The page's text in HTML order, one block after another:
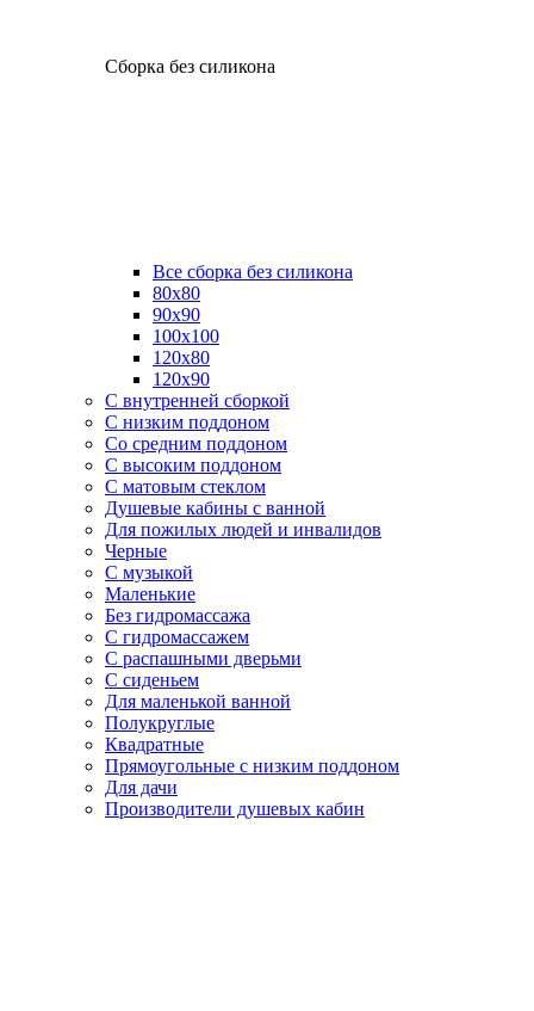
Сборка без силикона
Все сборка без силикона
80х80
90х90
100х100
120х80
120х90
С внутренней сборкой
C низким поддоном
Со средним поддоном
С высоким поддоном
С матовым стеклом
Душевые кабины с ванной
Для пожилых людей и инвалидов
Черные
С музыкой
Маленькие
Без гидромассажа
С гидромассажем
С распашными дверьми
С сиденьем
Для маленькой ванной
Полукруглые
Квадратные
Прямоугольные с низким поддоном
Для дачи
Производители душевых кабин